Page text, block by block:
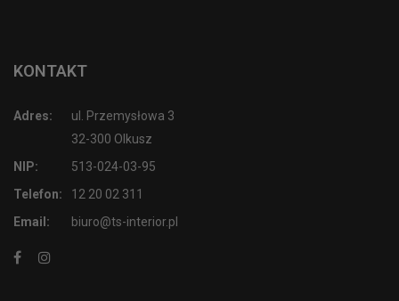
KONTAKT
Adres:
ul. Przemysłowa 3
32-300 Olkusz
NIP:
513-024-03-95
Telefon:
12 20 02 311
Email:
biuro@ts-interior.pl